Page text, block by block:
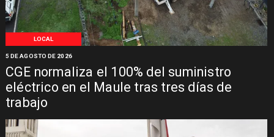
LOCAL
CGE normaliza el 100% del suministro
eléctrico en el Maule tras tres días de
trabajo
5 DE AGOSTO DE 2026